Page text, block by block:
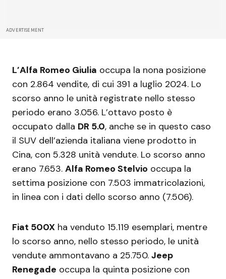
ADVERTISEMENT
L’Alfa Romeo Giulia occupa la nona posizione
con 2.864 vendite, di cui 391 a luglio 2024. Lo
scorso anno le unità registrate nello stesso
periodo erano 3.056. L’ottavo posto è
occupato dalla DR 5.0, anche se in questo caso
il SUV dell’azienda italiana viene prodotto in
Cina, con 5.328 unità vendute. Lo scorso anno
erano 7.653. Alfa Romeo Stelvio occupa la
settima posizione con 7.503 immatricolazioni,
in linea con i dati dello scorso anno (7.506).
Fiat 500X ha venduto 15.119 esemplari, mentre
lo scorso anno, nello stesso periodo, le unità
vendute ammontavano a 25.750. Jeep
Renegade occupa la quinta posizione con